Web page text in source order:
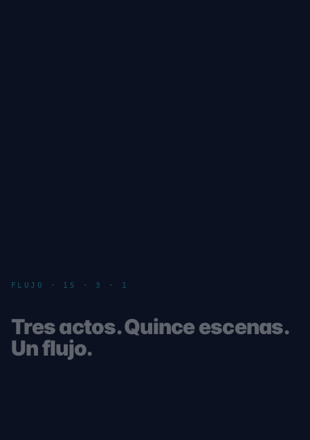
FLUJO · 15 · 3 · 1
Tres actos. Quince escenas.
Un flujo.